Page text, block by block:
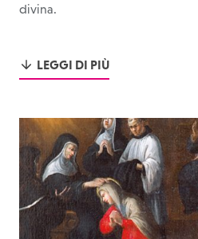
divina.
LEGGI DI PIÙ